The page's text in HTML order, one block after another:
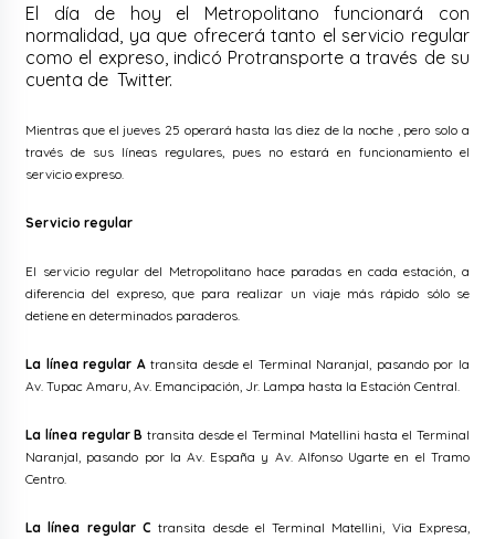
El día de hoy el Metropolitano funcionará con
normalidad, ya que ofrecerá tanto el servicio regular
como el expreso, indicó Protransporte a través de su
cuenta de Twitter.
Mientras que el jueves 25 operará hasta las diez de la noche
, pero solo a
través de sus líneas regulares, pues no estará en funcionamiento el
servicio expreso.
Servicio regular
El servicio regular del Metropolitano hace paradas en cada estación, a
diferencia del expreso, que para realizar un viaje más rápido sólo se
detiene en determinados paraderos.
La línea regular Atransita desde el Terminal Naranjal, pasando por la
Av. Tupac Amaru, Av. Emancipación, Jr. Lampa hasta la Estación Central.
La línea regular B transita desde el Terminal Matellini hasta el Terminal
Naranjal, pasando por la Av. España y Av. Alfonso Ugarte en el Tramo
Centro.
La línea regular C transita desde el Terminal Matellini, Via Expresa,